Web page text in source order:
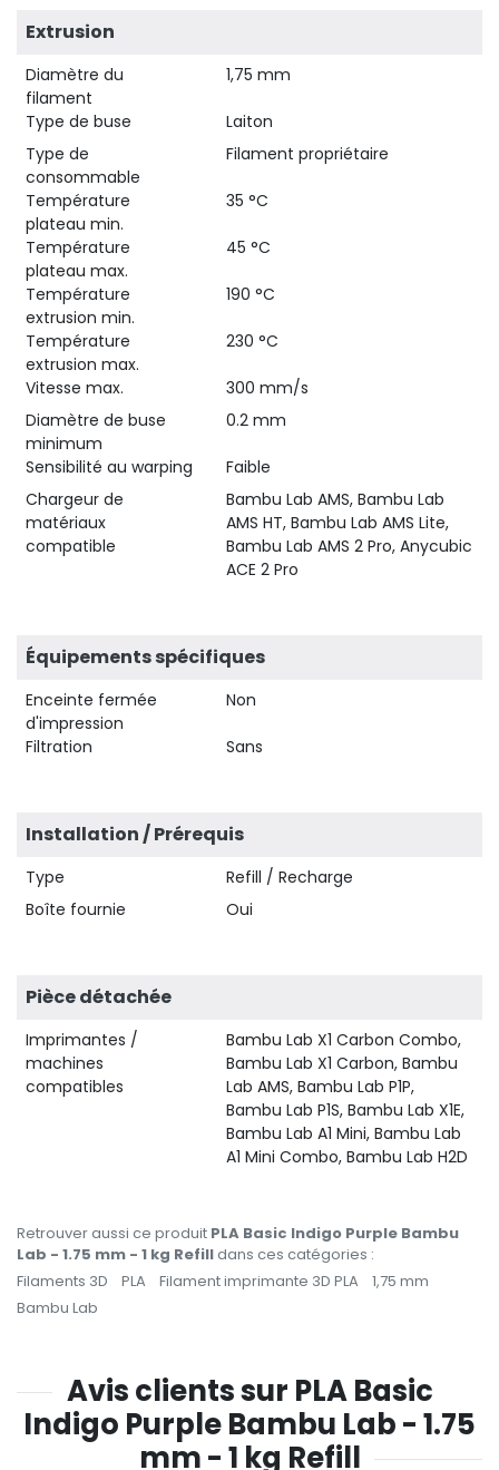
Extrusion
Diamètre du
filament
1,75 mm
Type de buse
Laiton
Type de
consommable
Filament propriétaire
Température
plateau min.
35 °C
Température
plateau max.
45 °C
Température
extrusion min.
190 °C
Température
extrusion max.
230 °C
Vitesse max.
300 mm/s
Diamètre de buse
minimum
0.2 mm
Sensibilité au warping
Faible
Chargeur de
matériaux
compatible
Bambu Lab AMS, Bambu Lab
AMS HT, Bambu Lab AMS Lite,
Bambu Lab AMS 2 Pro, Anycubic
ACE 2 Pro
Équipements spécifiques
Enceinte fermée
d'impression
Non
Filtration Sans
Installation / Prérequis
Type
Refill / Recharge
Boîte fournie
Oui
Pièce détachée
Imprimantes /
machines
compatibles
Bambu Lab X1 Carbon Combo,
Bambu Lab X1 Carbon, Bambu
Lab AMS, Bambu Lab P1P,
Bambu Lab P1S, Bambu Lab X1E,
Bambu Lab A1 Mini, Bambu Lab
A1 Mini Combo, Bambu Lab H2D
Retrouver aussi ce produit PLA Basic Indigo Purple Bambu
Lab - 1.75 mm - 1 kg Refilldans ces catégories :
Filaments 3D
PLA Filament imprimante 3D PLA
1,75 mm
Bambu Lab
Avis clients sur PLA Basic
Indigo Purple Bambu Lab - 1.75
mm - 1 kg Refill